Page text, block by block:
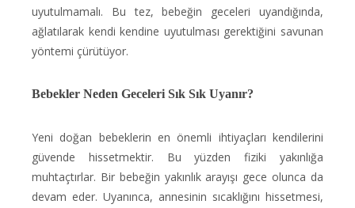
uyutulmamalı. Bu tez, bebeğin geceleri uyandığında,
ağlatılarak kendi kendine uyutulması gerektiğini savunan
yöntemi çürütüyor.
Bebekler Neden Geceleri Sık Sık Uyanır?
Yeni doğan bebeklerin en önemli ihtiyaçları kendilerini
güvende hissetmektir. Bu yüzden fiziki yakınlığa
muhtaçtırlar. Bir bebeğin yakınlık arayışı gece olunca da
devam eder. Uyanınca, annesinin sıcaklığını hissetmesi,